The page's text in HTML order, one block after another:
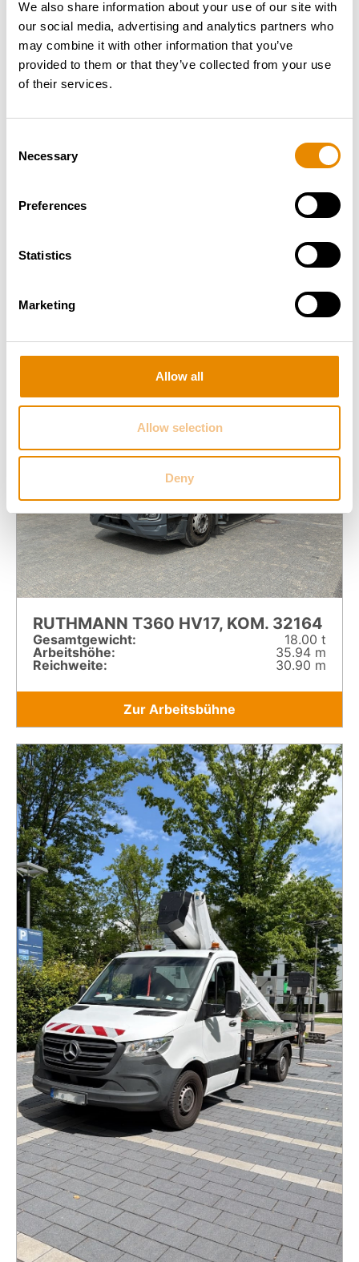
We also share information about your use of our site with
our social media, advertising and analytics partners who
may combine it with other information that you’ve
provided to them or that they’ve collected from your use
of their services.
Selection
Necessary
Preferences
Statistics
Marketing
Allow all
Allow selection
Deny
ÄHNLICHE PRODUKTE
RUTHMANN T360 HV17, KOM. 32164
Gesamt­gewicht:
18.00 t
Arbeitshöhe:
35.94 m
Reichweite:
30.90 m
Zur Arbeitsbühne